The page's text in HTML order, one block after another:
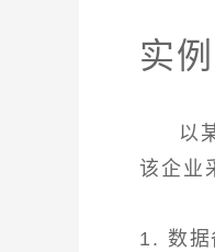
实
以
该企业
1. 数据